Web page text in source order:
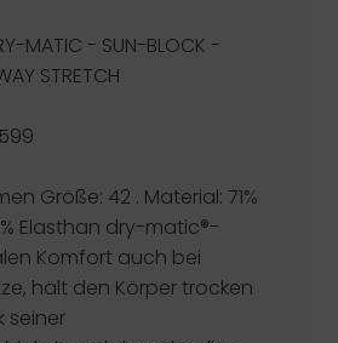
MATIC - SUN-BLOCK -
STRETCH
Größe: 42 . Material: 71%
Elasthan dry-matic®-
Komfort auch bei
hält den Körper trocken
seiner